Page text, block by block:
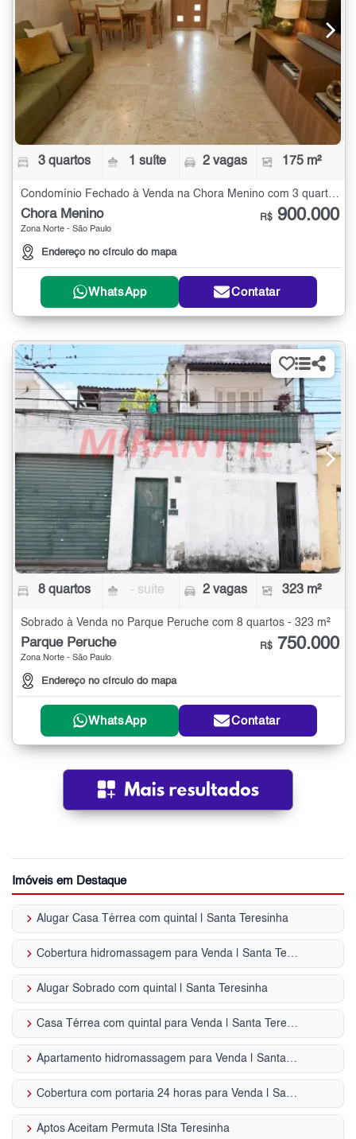
3 quartos 1 suíte 2 vagas 175 m²
Condomínio Fechado à Venda na Chora Menino com 3 quartos - 175 m²
Chora Menino
Zona Norte - São Paulo
Endereço no círculo do mapa
R$ 900.000
WhatsApp Contatar
8 quartos - suíte 2 vagas 323 m²
Sobrado à Venda no Parque Peruche com 8 quartos - 323 m²
Parque Peruche
Zona Norte - São Paulo
Endereço no círculo do mapa
R$ 750.000
WhatsApp Contatar
Imóveis em Destaque
keyboard_arrow_right Alugar Casa Térrea com quintal | Santa Teresinha
keyboard_arrow_right Cobertura hidromassagem para Venda | Santa Teresinha
keyboard_arrow_right Alugar Sobrado com quintal | Santa Teresinha
keyboard_arrow_right Casa Térrea com quintal para Venda | Santa Teresinha
keyboard_arrow_right Apartamento hidromassagem para Venda | Santa Teresinha
keyboard_arrow_right Cobertura com portaria 24 horas para Venda | Santa Teresinha
keyboard_arrow_right Aptos Aceitam Permuta |Sta Teresinha